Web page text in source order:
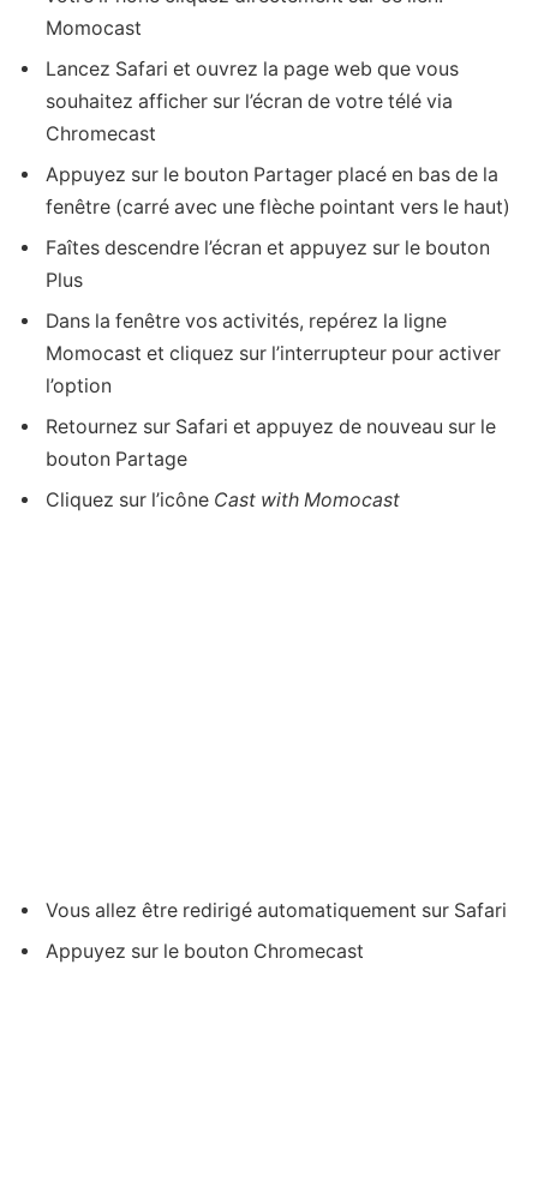
Momocast
Lancez Safari et ouvrez la page web que vous
souhaitez afficher sur l’écran de votre télé via
Chromecast
Appuyez sur le bouton Partager placé en bas de la
fenêtre (carré avec une flèche pointant vers le haut)
Faîtes descendre l’écran et appuyez sur le bouton
Plus
Dans la fenêtre vos activités, repérez la ligne
Momocast et cliquez sur l’interrupteur pour activer
l’option
Retournez sur Safari et appuyez de nouveau sur le
bouton Partage
Cliquez sur l’icône Cast with Momocast
Vous allez être redirigé automatiquement sur Safari
Appuyez sur le bouton Chromecast